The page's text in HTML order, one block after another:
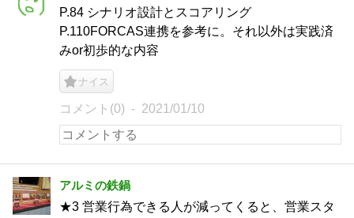
P.84 シナリオ設計とスコアリング
P.110FORCAS連携を参考に。それ以外は実践済
みor初歩的な内容
ナイス
コメント(0) 2021/01/10
アルミの鉄鍋
★3 営業行為できる人が減ってくると、営業スタ